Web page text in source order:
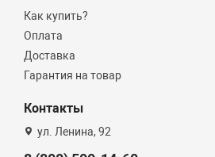
Как купить?
Оплата
Доставка
Гарантия на товар
Контакты
ул. Ленина, 92